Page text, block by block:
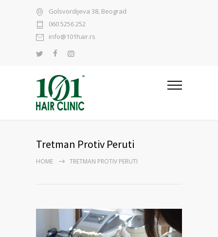
Golsvordijeva 38, Beograd
060 5256 252
info@101hair.rs
Tretman Protiv Peruti
HOME TRETMAN PROTIV PERUTI